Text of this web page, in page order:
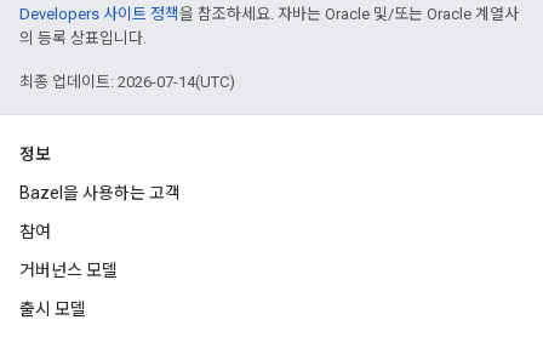
Developers 사이트 정책을 참조하세요. 자바는 Oracle 및/또는 Oracle 계열사
의 등록 상표입니다.
최종 업데이트: 2026-07-14(UTC)
정보
Bazel을 사용하는 고객
참여
거버넌스 모델
출시 모델